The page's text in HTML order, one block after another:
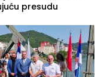
presudu